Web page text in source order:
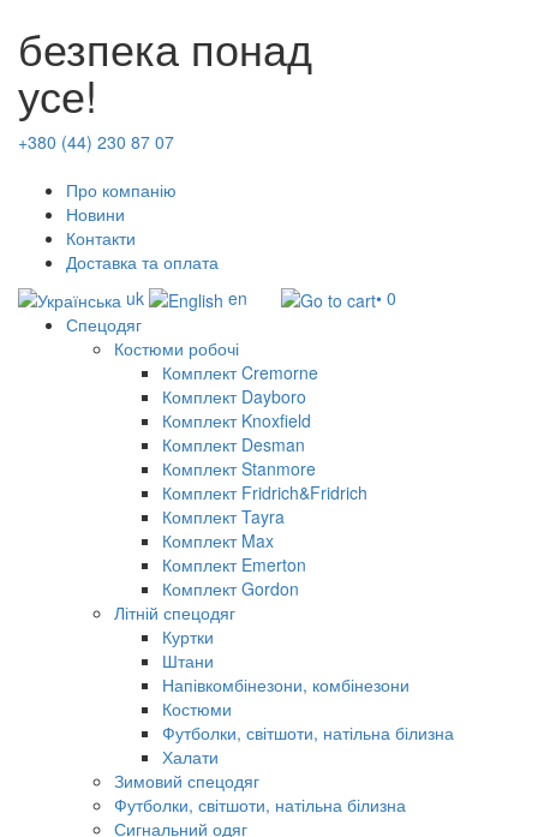
безпека понад
усе!
+380 (44) 230 87 07
Про компанію
Новини
Контакти
Доставка та оплата
uk
en
• 0
Спецодяг
Костюми робочі
Комплект Cremorne
Комплект Dayboro
Комплект Knoxfield
Комплект Desman
Комплект Stanmore
Комплект Fridrich&Fridrich
Комплект Tayra
Комплект Max
Комплект Emerton
Комплект Gordon
Літній спецодяг
Куртки
Штани
Напівкомбінезони, комбінезони
Костюми
Футболки, світшоти, натільна білизна
Халати
Зимовий спецодяг
Футболки, світшоти, натільна білизна
Сигнальний одяг